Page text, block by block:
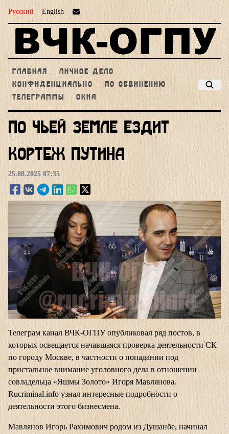
Русский English
ГЛАВНАЯ
ЛИЧНОЕ ДЕЛО
КОНФИДЕНЦИАЛЬНО
ПО ОБВИНЕНИЮ
ТЕЛЕГРАММЫ
ОКНА
По чьей земле ездит
кортеж Путина
25.08.2025 07:35
Телеграм канал ВЧК-ОГПУопубликовал ряд постов, в
которых освещается начавшаяся проверка деятельности СК
по городу Москве, в частности о попадании под
пристальное внимание уголовного дела в отношении
совладельца «Яшмы Золото» Игоря Мавлянова.
Rucriminal.info узнал интересные подробности о
деятельности этого бизнесмена.
Мавлянов Игорь Рахимович родом из Душанбе, начинал